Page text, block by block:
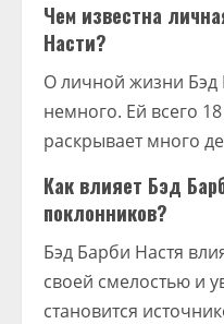
Чем известна
Насти?
О личной жизни Бэд
немного. Ей всего
раскрывает много
Как влияет Бэд
поклонников?
Бэд Барби Настя
своей смелостью и
становится